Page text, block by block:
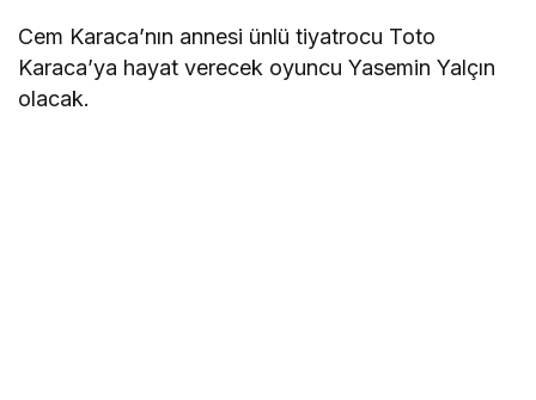
Cem Karaca’nın annesi ünlü tiyatrocu Toto
Karaca’ya hayat verecek oyuncu Yasemin Yalçın
olacak.